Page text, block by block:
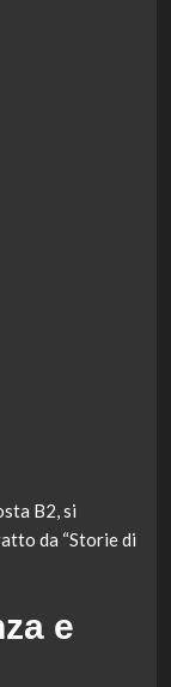
B2, si
da “Storie di
e